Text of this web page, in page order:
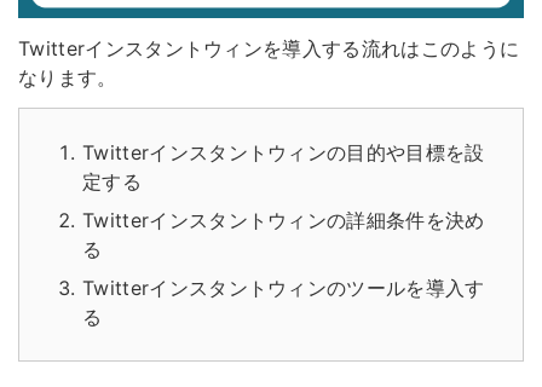
Twitterインスタントウィンを導入する流れはこのように
なります。
Twitterインスタントウィンの目的や目標を設
定する
Twitterインスタントウィンの詳細条件を決め
る
Twitterインスタントウィンのツールを導入す
る